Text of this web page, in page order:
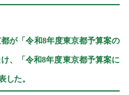
が「令和8年度東京都予算案の
、「令和8年度東京都予算案に
した。